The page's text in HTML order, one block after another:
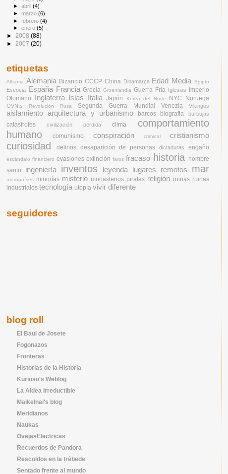
►abril(4)
► marzo(6)
►febrero(4)
►enero(5)
► 2008 (88)
► 2007 (20)
etiquetas
Albania Alemania Bizancio CCCP China Dinamarca Edad Media Egipto
Escocia España Francia Grecia Groenlandia Guerra Fría Iglesias
Imperio
Otomano
Inglaterra Islas Italia Japón Korea del Norte NYC Noruega
OVNIs Revolución Rusa Segunda Guerra Mundial Venezia Vikingos
aislamiento arquitectura y urbanismo barcos biografia burbujas
catásfrofes civilización perdida clima
comportamiento
humano
comunismo conspiración criminal cristianismo
curiosidad delirios desaparición de personas dictaduras engaño
escándalo financiero evasiones extinción faros fracaso historia
hombre
santo
ingeniería inventos leyenda lugares remotos mar
micropaíses minorías misterio monasterios piratas religión ruinas ruinas
industriales tecnología utopía vivir diferente
seguidores
blog roll
El Baul de Josete
Fogonazos
Fronteras
Historias de la Historia
Kurioso's Weblog
La Aldea Irreductible
Maikelnai's blog
Meridianos
Naukas
OvejasElectricas
Recuerdos de Pandora
Rescoldos en la trébede
Sentado frente al mundo